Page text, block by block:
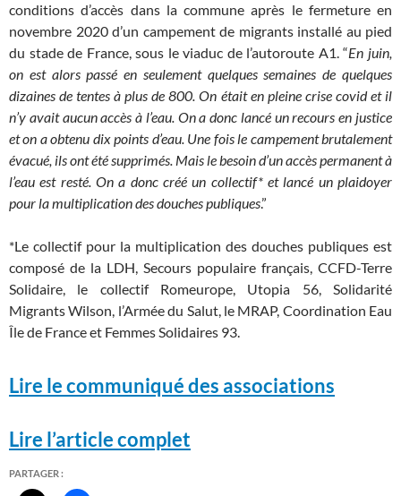
conditions d’accès dans la commune après le fermeture en
novembre 2020 d’un campement de migrants installé au pied
du stade de France, sous le viaduc de l’autoroute A1. “En juin,
on est alors passé en seulement quelques semaines de quelques
dizaines de tentes à plus de 800. On était en pleine crise covid et il
n’y avait aucun accès à l’eau. On a donc lancé un recours en justice
et on a obtenu dix points d’eau. Une fois le campement brutalement
évacué, ils ont été supprimés. Mais le besoin d’un accès permanent à
l’eau est resté. On a donc créé un collectif* et lancé un plaidoyer
pour la multiplication des douches publiques.”
*Le collectif pour la multiplication des douches publiques est
composé de la LDH, Secours populaire français, CCFD-Terre
Solidaire, le collectif Romeurope, Utopia 56, Solidarité
Migrants Wilson, l’Armée du Salut, le MRAP, Coordination Eau
Île de France et Femmes Solidaires 93.
Lire le communiqué des associations
Lire l’article complet
PARTAGER :